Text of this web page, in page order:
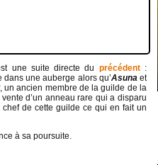
une suite directe du précédent :
dans une auberge alors qu’Asunaet
, un ancien membre de la guilde de la
d’un anneau rare qui a disparu
chef de cette guilde ce qui en fait un
à sa poursuite.